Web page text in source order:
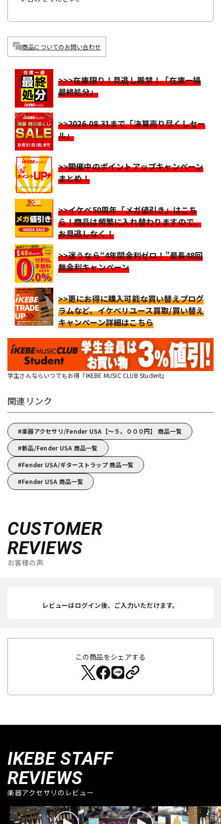
商品についてのお問い合わせ
>>>在庫限り！見逃し厳禁！「在庫一掃
最終処分」
>>2026.08.31まで「決算売り尽くしセー
ル」
>>開催中のポイントアップキャンペーン
まとめ！
>>イケベ50周年「メガ値引き」はこち
ら！商品は頻繁に入れ替わりますので、
お見逃しなく！
>>迷うなら“4年間金利ゼロ！”最長48回
無金利キャンペーン
>>更にお得に購入可能な買い替えプログ
ラムなど、イケベリユース買取/買い替え
キャンペーン詳細はこちら
学生さんならいつでもお得『IKEBE MUSIC CLUB Student』
関連リンク
楽器アクセサリ/Fender USA【～５，０００円】 商品一覧
新品/Fender USA 商品一覧
Fender USA/ギターストラップ 商品一覧
Fender USA 商品一覧
CUSTOMER
REVIEWS
お客様の声
レビューはログイン後、ご入力いただけます。
この商品をシェアする
IKEBE STAFF
REVIEWS
楽器アクセサリのレビュー